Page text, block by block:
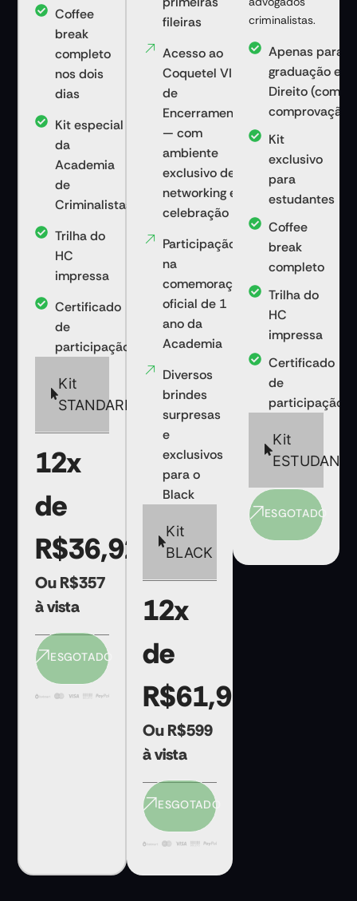
Coffee
break
completo
nos dois
dias
Kit especial
da
Academia
de
Criminalistas
Trilha do
HC
impressa
Certificado
de
participação
Kit
STANDARD
12x
de
R$36,92
Ou R$357
à vista
ESGOTADO
fileiras
Acesso ao
Coquetel VIP
de
Encerramento
— com
ambiente
exclusivo de
networking e
celebração
Participação
na
comemoração
oficial de 1
ano da
Academia
Diversos
brindes
surpresas
e
exclusivos
para o
Black
Kit
BLACK
12x
de
R$61,95
Ou R$599
à vista
ESGOTADO
criminalistas.
Apenas para
graduação em
Direito (com
comprovação)
Kit
exclusivo
para
estudantes
Coffee
break
completo
Trilha do
HC
impressa
Certificado
de
participação
Kit
ESGOTADO